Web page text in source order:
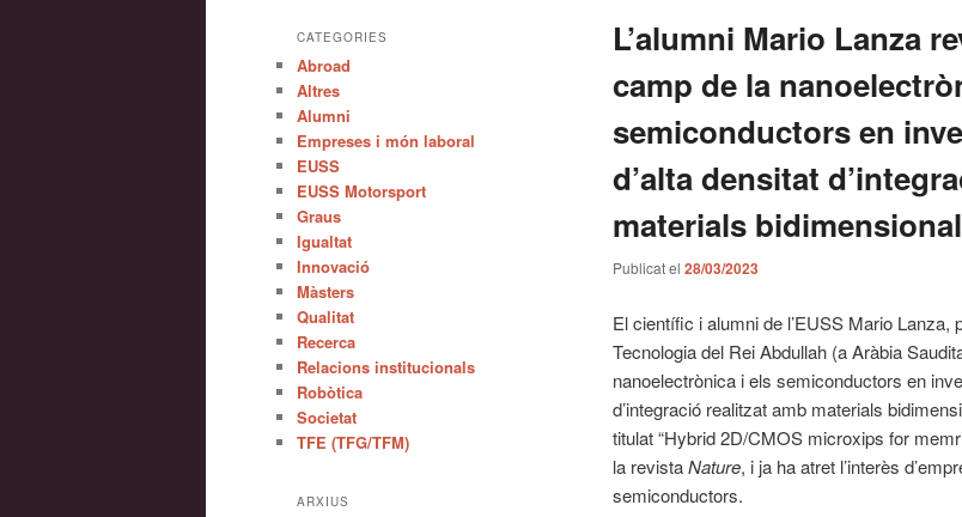
L’alumni Mario Lanza
camp de la
semiconductors en
d’alta densitat
materials
Publicat el 28/03/2023
El científic i alumni de l’EUSS Mario
Tecnologia del Rei Abdullah (a Aràbia
nanoelectrònica i els semiconductors en
d’integració realitzat amb materials
titulat “Hybrid 2D/CMOS microxips for
la revistaNature, i ja ha atret l’interès
semiconductors.
CATEGORIES
Abroad
Altres
Alumni
Empreses i món laboral
EUSS
EUSS Motorsport
Graus
Igualtat
Innovació
Màsters
Qualitat
Recerca
Relacions institucionals
Robòtica
Societat
TFE (TFG/TFM)
ARXIUS